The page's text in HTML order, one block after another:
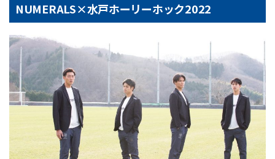
NUMERALS×水戸ホーリーホック2022